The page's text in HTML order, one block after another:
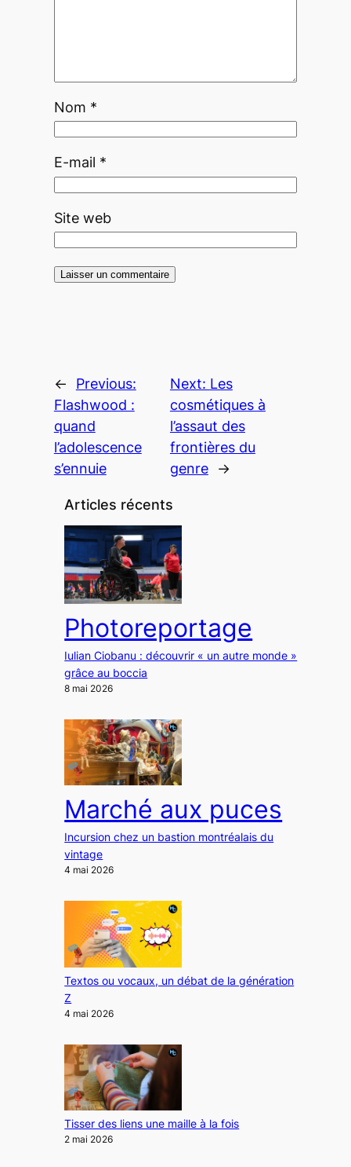
Nom *
E-mail *
Site web
←
Previous:
Flashwood :
quand
l’adolescence
s’ennuie
Next: Les
cosmétiques à
l’assaut des
frontières du
genre
→
Articles récents
Photoreportage
Iulian Ciobanu : découvrir « un autre monde »
grâce au boccia
8 mai 2026
Marché aux puces
Incursion chez un bastion montréalais du
vintage
4 mai 2026
Textos ou vocaux, un débat de la génération
Z
4 mai 2026
Tisser des liens une maille à la fois
2 mai 2026